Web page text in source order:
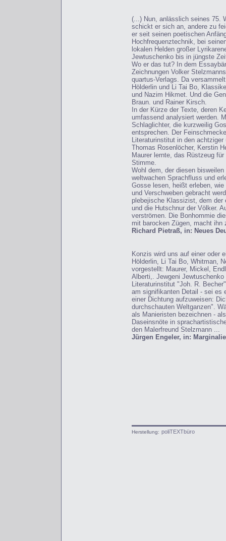
(...) Nun, anlässlich seines 75.
schickt er sich an, andere zu
er seit seinen poetischen
Hochfrequenztechnik, bei
lokalen Helden großer
Jewtuschenko bis in jüngste
Wo er das tut? In dem
Zeichnungen Volker
quartus-Verlags. Da
Hölderlin und Li Tai Bo,
und Nazim Hikmet. Und die
Braun. und Rainer Kirsch.
In der Kürze der Texte, deren
umfassend analysiert werden.
Schlaglichter, die kurzweilig
entsprechen. Der
Literaturinstitut in den
Thomas Rosenlöcher, Kerstin
Maurer lernte, das Rüstzeug
Stimme.
Wohl dem, der diesen
weltwachen Sprachfluss und
Gosse lesen, heißt erleben,
und Verschweben gebracht
plebejische Klassizist, dem der
und die Hutschnur der Völker.
verströmen. Die Bonhommie
mit barocken Zügen, macht ihn
Richard Pietraß, in: Neues
Konzis wird uns auf einer oder
Hölderlin, Li Tai Bo, Whitman,
vorgestellt: Maurer, Mickel,
Alberti,. Jewgeni
Literaturinstitut "Joh. R.
am signifikanten Detail - sei es
einer Dichtung aufzuweisen:
durchschauten Weltganzen".
als Manieristen bezeichnen -
Daseinsnöte in
den Malerfreund Stelzmann ...
Jürgen Engeler, in:
Herstellung: poliTEXTbüro